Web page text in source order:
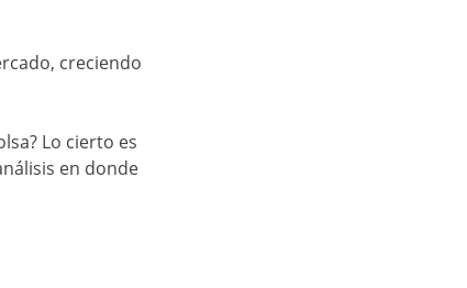
creciendo
Lo cierto es
en donde